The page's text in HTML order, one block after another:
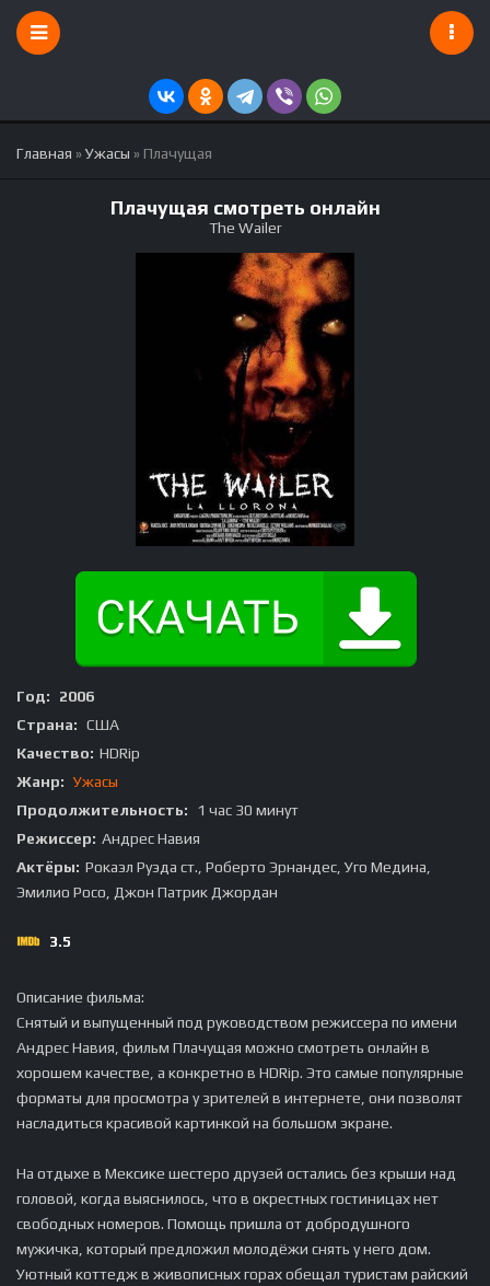
Главная »Ужасы » Плачущая
Плачущая смотреть онлайн
The Wailer
Год:
2006
Страна: США
Качество: HDRip
Жанр: Ужасы
Продолжительность:
1 час 30 минут
Режиссер: Андрес Навия
Актёры: Рокаэл Руэда ст., Роберто Эрнандес, Уго Медина,
Эмилио Росо, Джон Патрик Джордан
3.5
Описание фильма:
Снятый и выпущенный под руководством режиссера по имени
Андрес Навия, фильм Плачущая можно смотреть онлайн в
хорошем качестве, а конкретно в HDRip. Это самые популярные
форматы для просмотра у зрителей в интернете, они позволят
насладиться красивой картинкой на большом экране.
На отдыхе в Мексике шестеро друзей остались без крыши над
головой, когда выяснилось, что в окрестных гостиницах нет
свободных номеров. Помощь пришла от добродушного
мужичка, который предложил молодёжи снять у него дом.
Уютный коттедж в живописных горах обещал туристам райский